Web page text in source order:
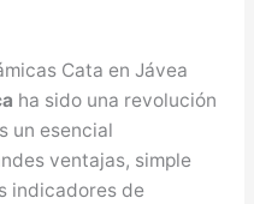
Cata en Jávea
ha sido una revolución
un esencial
ventajas, simple
indicadores de